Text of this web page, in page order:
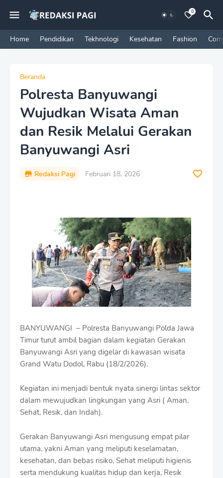
0
Home Pendidikan Tekhnologi Kesehatan Fashion
Beranda
Polresta Banyuwangi
Wujudkan Wisata Aman
dan Resik Melalui Gerakan
Banyuwangi Asri
Redaksi Pagi Februari 18, 2026
BANYUWANGI – Polresta Banyuwangi Polda Jawa
Timur turut ambil bagian dalam kegiatan Gerakan
Banyuwangi Asri yang digelar di kawasan wisata
Grand Watu Dodol, Rabu (18/2/2026).
Kegiatan ini menjadi bentuk nyata sinergi lintas sektor
dalam mewujudkan lingkungan yang Asri ( Aman,
Sehat, Resik, dan Indah).
Gerakan Banyuwangi Asri mengusung empat pilar
utama, yakni Aman yang meliputi keselamatan,
kesehatan, dan bebas risiko, Sehat meliputi higienis
serta mendukung kualitas hidup dan kerja, Resik
n
D
s
i
n
W
i
t
S
h
r
o
f